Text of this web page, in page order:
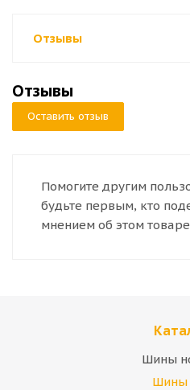
Отзывы
Отзывы
Оставить отзыв
Помогите другим
будьте первым, кто
мнением об этом товаре
Шины
Шины